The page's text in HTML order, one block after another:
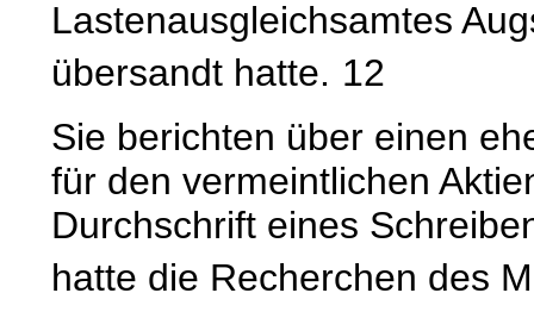
Lastenausgleichsamtes
übersandt hatte. 12
Sie berichten über einen
für den vermeintlichen
Durchschrift eines
hatte die Recherchen des